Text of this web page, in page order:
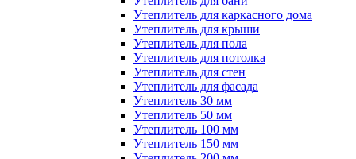
Утеплитель для каркасного дома
Утеплитель для крыши
Утеплитель для пола
Утеплитель для потолка
Утеплитель для стен
Утеплитель для фасада
Утеплитель 30 мм
Утеплитель 50 мм
Утеплитель 100 мм
Утеплитель 150 мм